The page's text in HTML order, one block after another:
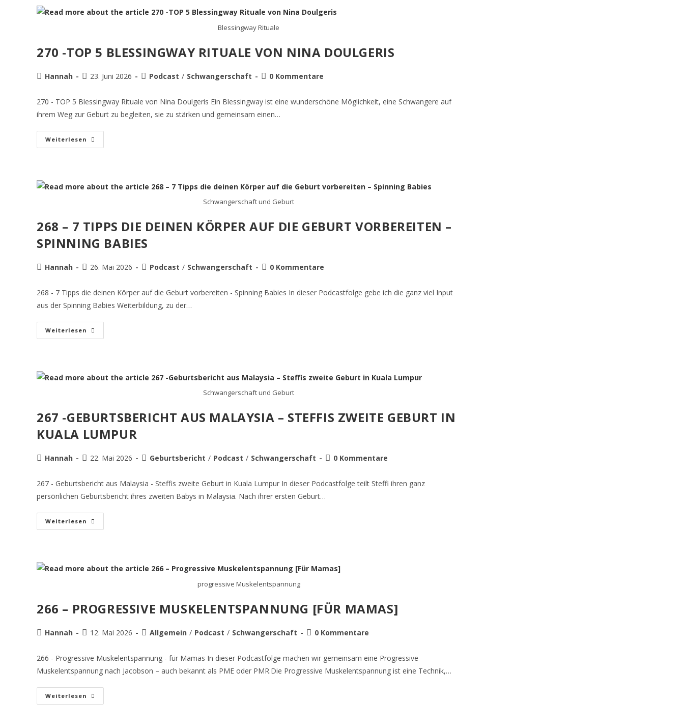
Blessingway Rituale
270 -TOP 5 BLESSINGWAY RITUALE VON NINA DOULGERIS
Hannah 23. Juni 2026 Podcast / Schwangerschaft 0 Kommentare
270 - TOP 5 Blessingway Rituale von Nina Doulgeris Ein Blessingway ist eine wunderschöne Möglichkeit, eine Schwangere auf
ihrem Weg zur Geburt zu begleiten, sie zu stärken und gemeinsam einen…
Weiterlesen
Schwangerschaft und Geburt
268 – 7 TIPPS DIE DEINEN KÖRPER AUF DIE GEBURT VORBEREITEN –
SPINNING BABIES
Hannah 26. Mai 2026 Podcast / Schwangerschaft 0 Kommentare
268 - 7 Tipps die deinen Körper auf die Geburt vorbereiten - Spinning Babies In dieser Podcastfolge gebe ich die ganz viel Input
aus der Spinning Babies Weiterbildung, zu der…
Weiterlesen
Schwangerschaft und Geburt
267 -GEBURTSBERICHT AUS MALAYSIA – STEFFIS ZWEITE GEBURT IN
KUALA LUMPUR
Hannah 22. Mai 2026 Geburtsbericht / Podcast / Schwangerschaft 0 Kommentare
267 - Geburtsbericht aus Malaysia - Steffis zweite Geburt in Kuala Lumpur In dieser Podcastfolge teilt Steffi ihren ganz
persönlichen Geburtsbericht ihres zweiten Babys in Malaysia. Nach ihrer ersten Geburt…
Weiterlesen
progressive Muskelentspannung
266 – PROGRESSIVE MUSKELENTSPANNUNG [FÜR MAMAS]
Hannah 12. Mai 2026 Allgemein / Podcast / Schwangerschaft 0 Kommentare
266 - Progressive Muskelentspannung - für Mamas In dieser Podcastfolge machen wir gemeinsam eine Progressive
Muskelentspannung nach Jacobson – auch bekannt als PME oder PMR.Die Progressive Muskelentspannung ist eine Technik,…
Weiterlesen